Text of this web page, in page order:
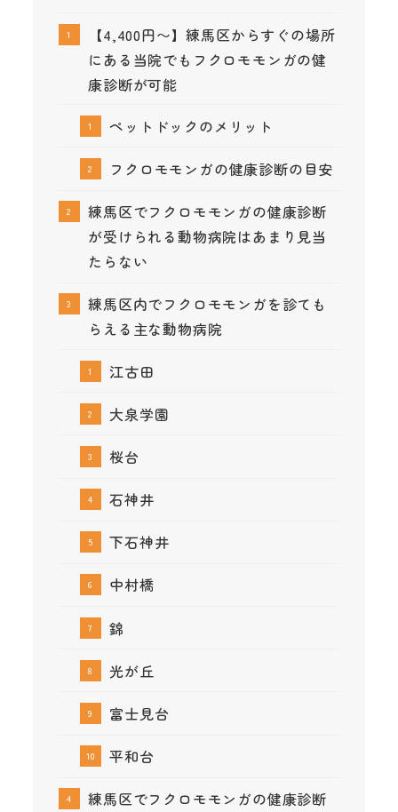
【4,400円〜】練馬区からすぐの場所
にある当院でもフクロモモンガの健
康診断が可能
ペットドックのメリット
フクロモモンガの健康診断の目安
練馬区でフクロモモンガの健康診断
が受けられる動物病院はあまり見当
たらない
練馬区内でフクロモモンガを診ても
らえる主な動物病院
江古田
大泉学園
桜台
石神井
下石神井
中村橋
錦
光が丘
富士見台
平和台
練馬区でフクロモモンガの健康診断